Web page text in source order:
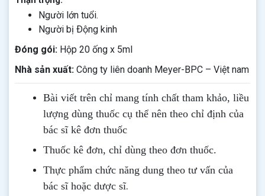
Người lớn tuổi.
Người bị Ðộng kinh
Đóng gói: Hộp 20 ống x 5ml
Nhà sản xuất: Công ty liên doanh Meyer-BPC – Việt nam
Bài viết trên chỉ mang tính chất tham khảo, liều
lượng dùng thuốc cụ thể nên theo chỉ định của
bác sĩ kê đơn thuốc
Thuốc kê đơn, chỉ dùng theo đơn thuốc.
Thực phẩm chức năng dung theo tư vấn của
bác sĩ hoặc dược sĩ.